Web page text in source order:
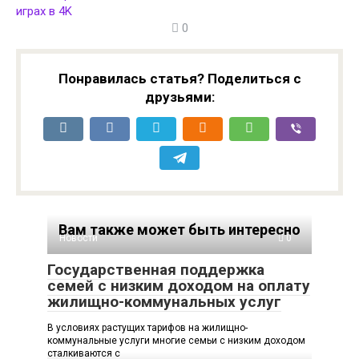
играх в 4K
0
Понравилась статья? Поделиться с
друзьями:
Вам также может быть интересно
Новости 0
Государственная поддержка
семей с низким доходом на оплату
жилищно-коммунальных услуг
В условиях растущих тарифов на жилищно-
коммунальные услуги многие семьи с низким доходом
сталкиваются с